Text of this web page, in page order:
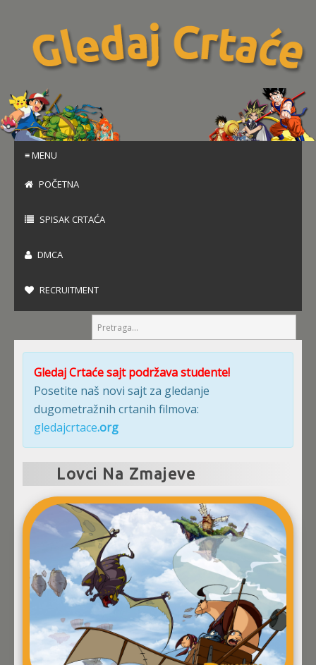
≡ MENU
POČETNA
SPISAK CRTAĆA
DMCA
RECRUITMENT
Gledaj Crtaće sajt podržava studente!
Posetite naš novi sajt za gledanje
dugometražnih crtanih filmova:
gledajcrtace.org
Lovci Na Zmajeve